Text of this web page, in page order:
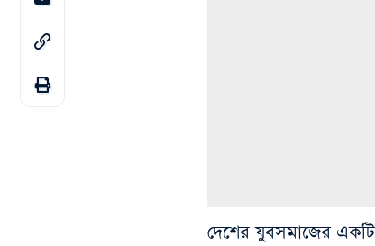
দেশের যুবসমাজের